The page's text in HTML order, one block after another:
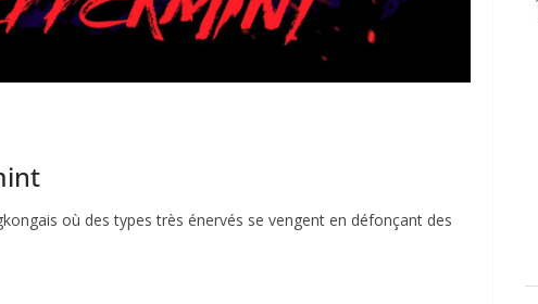
où des types très énervés se vengent en défonçant des